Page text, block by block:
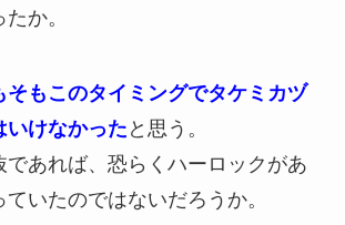
か。
そもこのタイミングでタケミカヅ
いけなかった と思う。
であれば、恐らくハーロックがあ
いたのではないだろうか。